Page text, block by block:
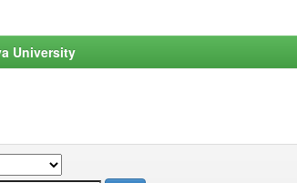
University